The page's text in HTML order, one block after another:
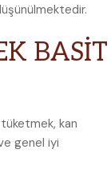
BASİT
kan
genel iyi